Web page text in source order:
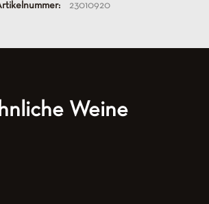
23010920
Weine